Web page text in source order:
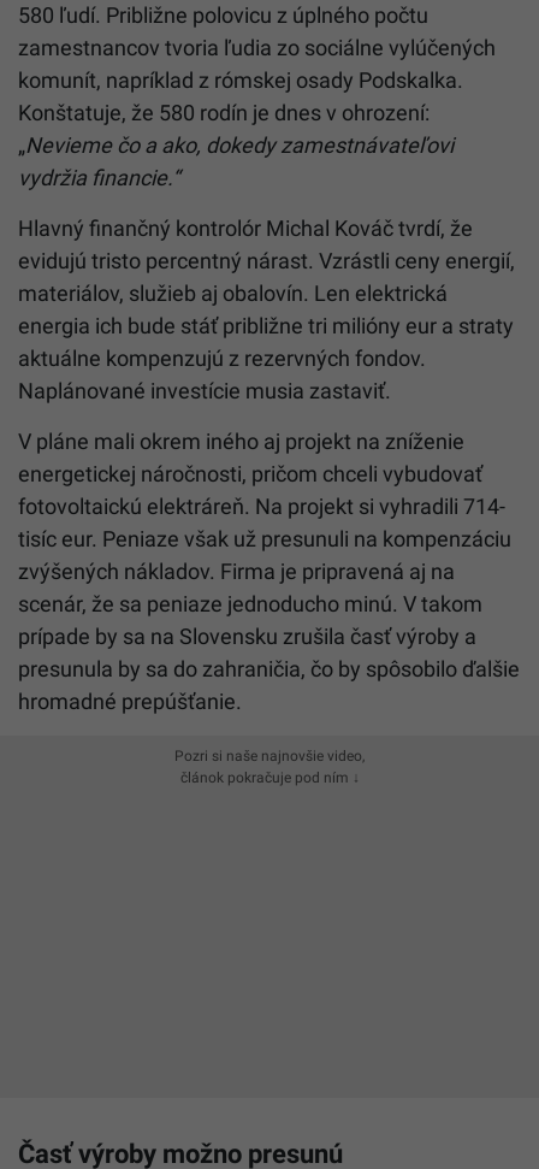
580 ľudí. Približne polovicu z úplného počtu
zamestnancov tvoria ľudia zo sociálne vylúčených
komunít, napríklad z rómskej osady Podskalka.
Konštatuje, že 580 rodín je dnes v ohrození:
„Nevieme čo a ako, dokedy zamestnávateľovi
vydržia financie.“
Hlavný finančný kontrolór Michal Kováč tvrdí, že
evidujú tristo percentný nárast. Vzrástli ceny energií,
materiálov, služieb aj obalovín. Len elektrická
energia ich bude stáť približne tri milióny eur a straty
aktuálne kompenzujú z rezervných fondov.
Naplánované investície musia zastaviť.
V pláne mali okrem iného aj projekt na zníženie
energetickej náročnosti, pričom chceli vybudovať
fotovoltaickú elektráreň. Na projekt si vyhradili 714-
tisíc eur. Peniaze však už presunuli na kompenzáciu
zvýšených nákladov. Firma je pripravená aj na
scenár, že sa peniaze jednoducho minú. V takom
prípade by sa na Slovensku zrušila časť výroby a
presunula by sa do zahraničia, čo by spôsobilo ďalšie
hromadné prepúšťanie.
Pozri si naše najnovšie video,
článok pokračuje pod ním ↓
Časť výroby možno presunú